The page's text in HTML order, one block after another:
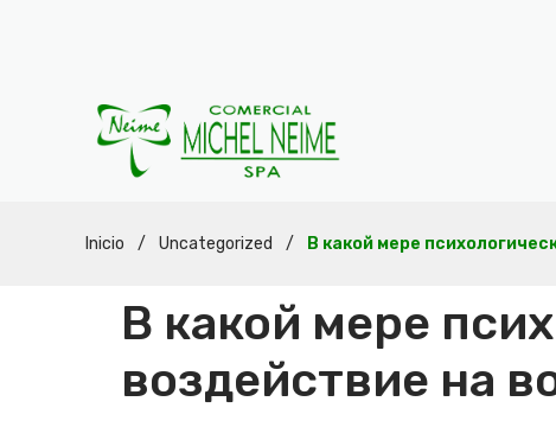
Inicio / Uncategorized / В какой мере
В какой мере
воздействие на